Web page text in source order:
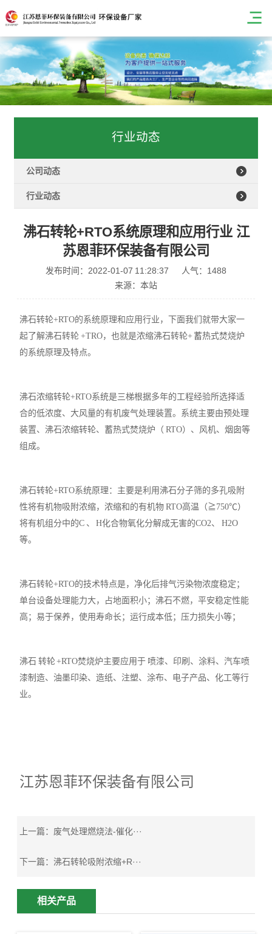
行业动态
公司动态
行业动态
沸石转轮+RTO系统原理和应用行业 江
苏恩菲环保装备有限公司
发布时间：2022-01-07 11:28:37
人气：1488
来源：本站
沸石转轮+RTO的系统原理和应用行业，下面我们就带大家一
起了解沸石转轮 +TRO，也就是浓缩沸石转轮+ 蓄热式焚烧炉
的系统原理及特点。
沸石浓缩转轮+RTO系统是三梯根据多年的工程经验所选择适
合的低浓度、大风量的有机废气处理装置。系统主要由预处理
装置、沸石浓缩转轮、蓄热式焚烧炉（ RTO）、风机、烟囱等
组成。
沸石转轮+RTO系统原理：主要是利用沸石分子筛的多孔吸附
性将有机物吸附浓缩，浓缩和的有机物 RTO高温（≧750℃）
将有机组分中的C 、 H化合物氧化分解成无害的CO2、 H2O
等。
沸石转轮+RTO的技术特点是，净化后排气污染物浓度稳定；
单台设备处理能力大，占地面积小；沸石不燃，平安稳定性能
高；易于保养，使用寿命长；运行成本低；压力损失小等；
沸石 转轮 +RTO焚烧炉主要应用于 喷漆、印刷、涂料、汽车喷
漆制造、油墨印染、造纸、注塑、涂布、电子产品、化工等行
业。
江苏恩菲环保装备有限公司
上一篇： 废气处理燃烧法-催化···
下一篇： 沸石转轮吸附浓缩+R···
相关产品